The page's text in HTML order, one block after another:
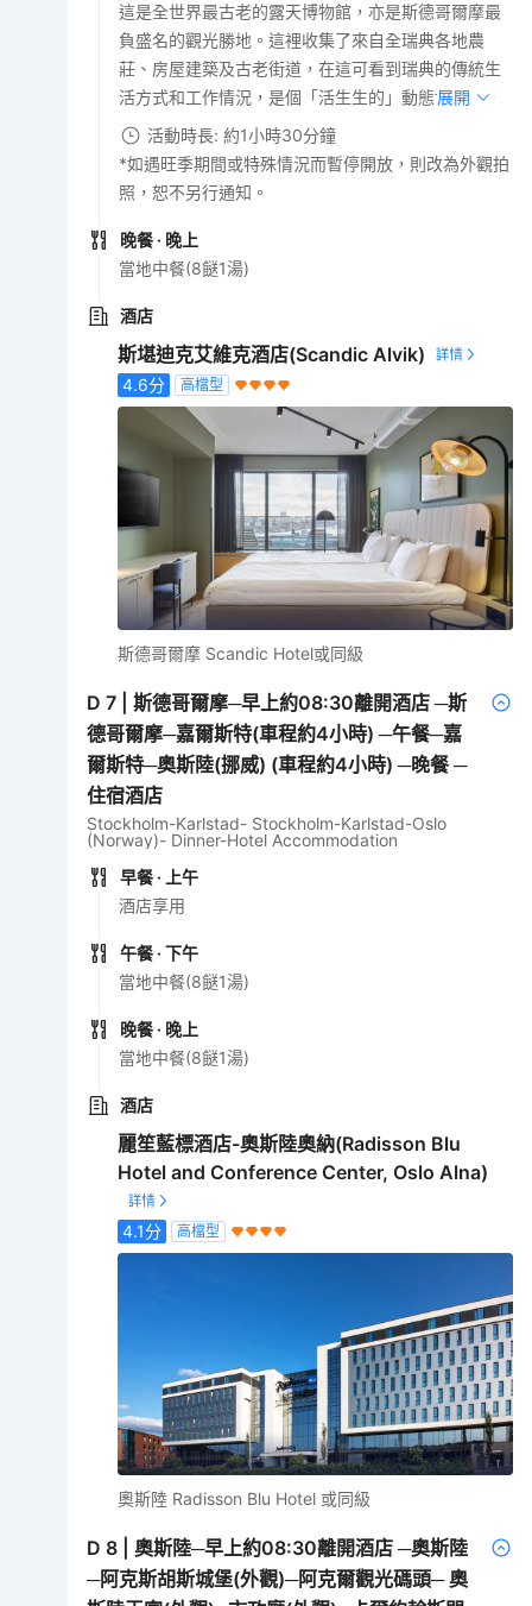
這是全世界最古老的露天博物館，亦是斯德哥爾摩最
負盛名的觀光勝地。這裡收集了來自全瑞典各地農
莊、房屋建築及古老街道，在這可看到瑞典的傳統生
活方式和工作情況，是個「活生生的」動態博物館。
展開
活動時長: 約1小時30分鐘
*如遇旺季期間或特殊情況而暫停開放，則改為外觀拍
照，恕不另行通知。
晚餐 · 晚上
當地中餐(8餸1湯)
酒店
斯堪迪克艾維克酒店(Scandic Alvik)
4.6分 高檔型
斯德哥爾摩 Scandic Hotel或同級
D7 |斯德哥爾摩─早上約08:30離開酒店 ─斯
德哥爾摩─嘉爾斯特(車程約4小時) ─午餐─嘉
爾斯特─奧斯陸(挪威) (車程約4小時) ─晚餐 ─
住宿酒店
Stockholm-Karlstad- Stockholm-Karlstad-Oslo
(Norway)- Dinner-Hotel Accommodation
早餐 · 上午
酒店享用
午餐 · 下午
當地中餐(8餸1湯)
晚餐 · 晚上
當地中餐(8餸1湯)
酒店
麗笙藍標酒店-奧斯陸奧納(Radisson Blu
Hotel and Conference Center, Oslo Alna)
4.1分 高檔型
奧斯陸 Radisson Blu Hotel 或同級
D 8 |奧斯陸─早上約08:30離開酒店 ─奧斯陸
─阿克斯胡斯城堡(外觀)─阿克爾觀光碼頭─ 奧